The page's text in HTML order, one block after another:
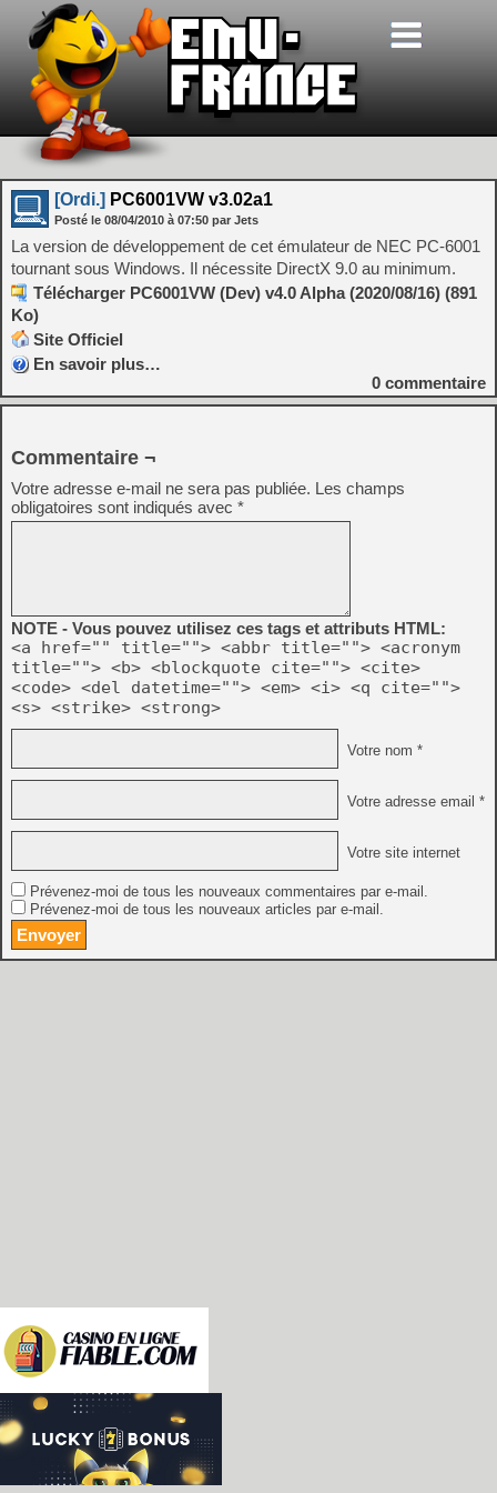
[Ordi.] PC6001VW v3.02a1
Posté le 08/04/2010 à 07:50 par Jets
La version de développement de cet émulateur de NEC PC-6001
tournant sous Windows. Il nécessite DirectX 9.0 au minimum.
Télécharger PC6001VW (Dev) v4.0 Alpha (2020/08/16) (891
Ko)
Site Officiel
En savoir plus…
0 commentaire
Commentaire ¬
Votre adresse e-mail ne sera pas publiée. Les champs
obligatoires sont indiqués avec *
NOTE - Vous pouvez utilisez ces tags et attributs HTML:
<a href="" title=""> <abbr title=""> <acronym
title=""> <b> <blockquote cite=""> <cite>
<code> <del datetime=""> <em> <i> <q cite="">
<s> <strike> <strong>
Votre nom *
Votre adresse email *
Votre site internet
Prévenez-moi de tous les nouveaux commentaires par e-mail.
Prévenez-moi de tous les nouveaux articles par e-mail.